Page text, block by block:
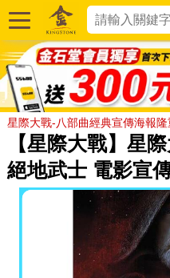
星際大戰-八部曲經典宣傳海報隆
【星際大戰】星
絕地武士 電影宣